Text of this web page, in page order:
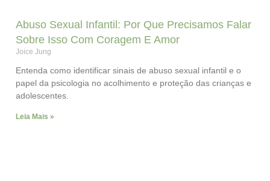
Abuso Sexual Infantil: Por Que Precisamos Falar
Sobre Isso Com Coragem E Amor
Joice Jung
Entenda como identificar sinais de abuso sexual infantil e o
papel da psicologia no acolhimento e proteção das crianças e
adolescentes.
Leia Mais »